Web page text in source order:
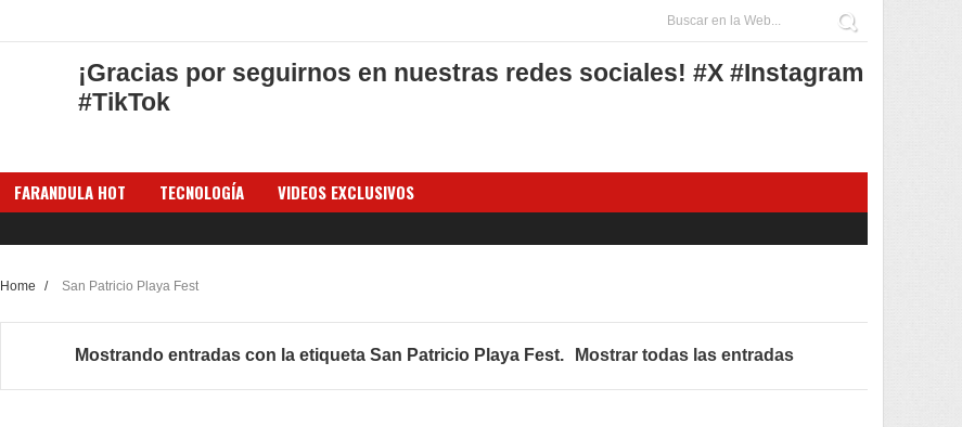
¡Gracias por seguirnos en nuestras redes sociales! #X #Instagram
#TikTok
FARANDULA HOT TECNOLOGÍA VIDEOS EXCLUSIVOS
Home / San Patricio Playa Fest
Mostrando entradas con la etiqueta San Patricio Playa Fest. Mostrar todas las entradas